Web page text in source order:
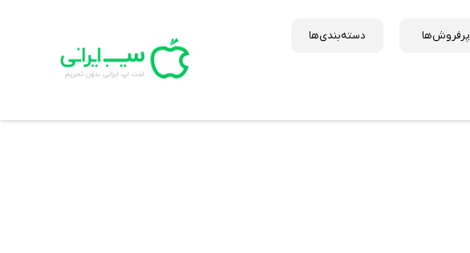
پرفروش‌ها دسته‌بندی‌ها